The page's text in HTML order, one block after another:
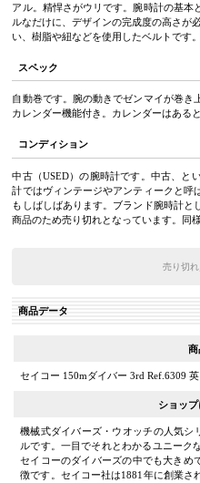
アル。精悍さがウリです。腕時計の基本
ルなだけに、デザインの完成度の高さが
い、樹脂や紐などを使用したベルトです。
スペック
自動巻です。腕の動きでゼンマイが巻き
カレンダー機能付き。カレンダーはある
コンディション
中古（USED）の腕時計です。中古、と
計ではヴィンテージやアンティークと呼
もしばしばあります。ブランド腕時計
商品のため売り切れとなっています。同
売り切
商品データ
商
セイコー 150mダイバー 3rd Ref.6309
ショッ
機械式ダイバーズ・ウオッチの人気シ
ルです。一目でそれとわかるユニーク
セイコーのダイバーズの中でも大きめ
徴です。セイコー社は1881年に創業さ